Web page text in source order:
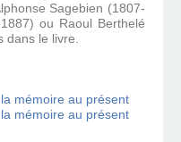
Sagebien (1807-
ou Raoul Berthelé
dans le livre.